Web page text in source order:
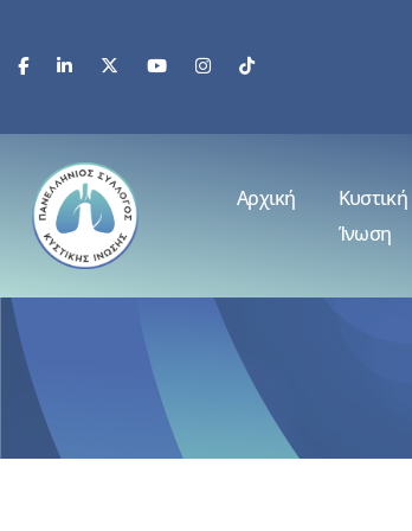
Αρχική
Κυστική
Ίνωση